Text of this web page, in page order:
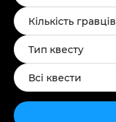
Кількість гравців
Тип квесту
Всі квести